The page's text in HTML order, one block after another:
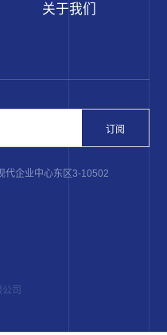
关于我们
代企业中心东区3-10502
订阅
司